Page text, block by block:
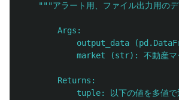
"""アラート用、ファイル出力用の
        Args:
output_data
market (str): 不動産マ
        Returns:
tuple: 以下の値を多値で